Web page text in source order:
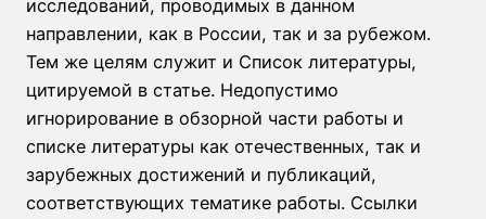
исследований, проводимых в данном
направлении, как в России, так и за рубежом.
Тем же целям служит и Список литературы,
цитируемой в статье. Недопустимо
игнорирование в обзорной части работы и
списке литературы как отечественных, так и
зарубежных достижений и публикаций,
соответствующих тематике работы. Ссылки